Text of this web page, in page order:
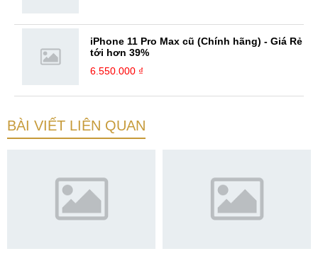
iPhone 11 Pro Max cũ (Chính hãng) - Giá Rẻ
tới hơn 39%
6.550.000 ₫
BÀI VIẾT LIÊN QUAN